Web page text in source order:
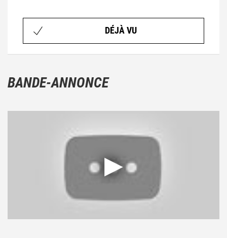
DÉJÀ VU
BANDE-ANNONCE